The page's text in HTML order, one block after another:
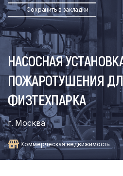
Сохранить в закладки
НАСОСНАЯ
ПОЖАРОТУШЕНИЯ
ФИЗТЕХПАРКА
г. Москва
Коммерческая недвижимость